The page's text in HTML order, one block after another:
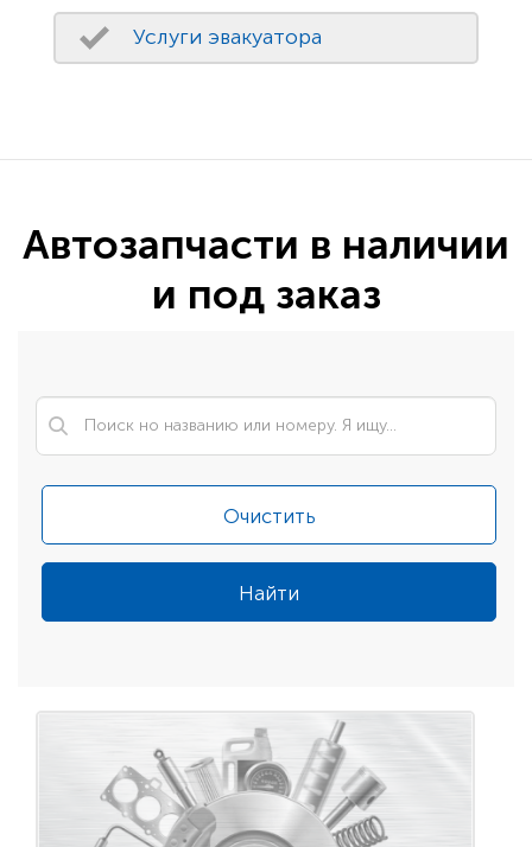
Услуги эвакуатора
Автозапчасти в наличии
и под заказ
Очистить
Найти